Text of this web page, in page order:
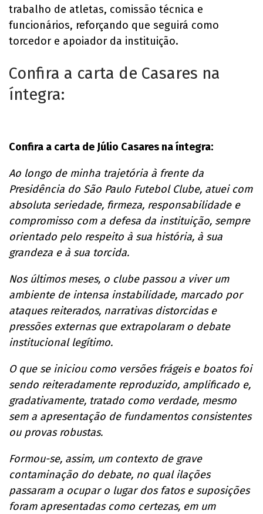
trabalho de atletas, comissão técnica e
funcionários, reforçando que seguirá como
torcedor e apoiador da instituição.
Confira a carta de Casares na
íntegra:
Confira a carta de Júlio Casares na íntegra:
Ao longo de minha trajetória à frente da
Presidência do São Paulo Futebol Clube, atuei com
absoluta seriedade, firmeza, responsabilidade e
compromisso com a defesa da instituição, sempre
orientado pelo respeito à sua história, à sua
grandeza e à sua torcida.
Nos últimos meses, o clube passou a viver um
ambiente de intensa instabilidade, marcado por
ataques reiterados, narrativas distorcidas e
pressões externas que extrapolaram o debate
institucional legítimo.
O que se iniciou como versões frágeis e boatos foi
sendo reiteradamente reproduzido, amplificado e,
gradativamente, tratado como verdade, mesmo
sem a apresentação de fundamentos consistentes
ou provas robustas.
Formou-se, assim, um contexto de grave
contaminação do debate, no qual ilações
passaram a ocupar o lugar dos fatos e suposições
foram apresentadas como certezas, em um